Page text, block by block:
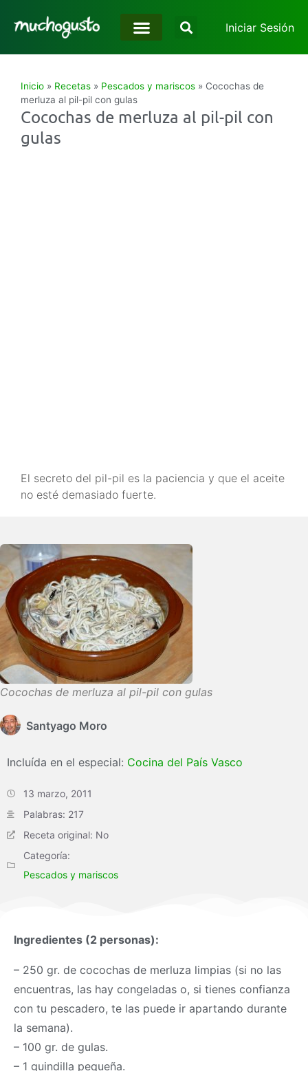
Iniciar Sesión
Inicio » Recetas » Pescados y mariscos » Cocochas de
merluza al pil-pil con gulas
Cocochas de merluza al pil-pil con
gulas
El secreto del pil-pil es la paciencia y que el aceite
no esté demasiado fuerte.
Cocochas de merluza al pil-pil con gulas
Santyago Moro
Incluída en el especial: Cocina del País Vasco
13 marzo, 2011
Palabras: 217
Receta original: No
Categoría:
Pescados y mariscos
Ingredientes (2 personas):
– 250 gr. de cocochas de merluza limpias (si no las
encuentras, las hay congeladas o, si tienes confianza
con tu pescadero, te las puede ir apartando durante
la semana).
– 100 gr. de gulas.
– 1 guindilla pequeña.